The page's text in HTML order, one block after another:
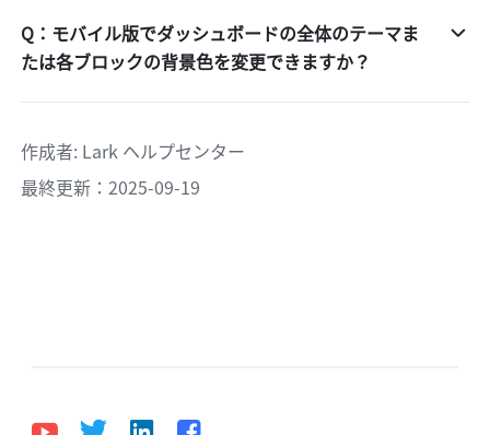
Q：モバイル版でダッシュボードの全体のテーマま
たは各ブロックの背景色を変更できますか？
作成者: Lark ヘルプセンター
最終更新：2025-09-19